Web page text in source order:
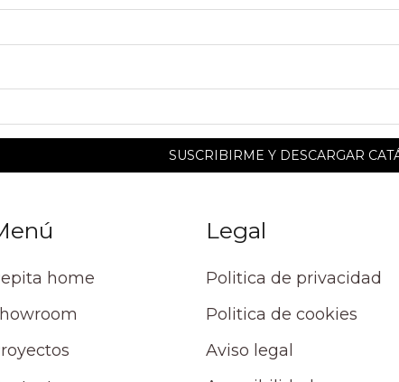
home
Legal
Politica de privacidad
Politica de cookies
Aviso legal